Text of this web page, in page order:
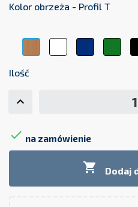
Kolor obrzeża - Profil T
Biały Niebieski
Ilość
 na zamówienie
 Dodaj